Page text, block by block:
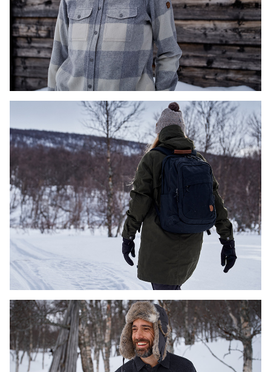
DAMESKJORTER
RYGGSEKKER